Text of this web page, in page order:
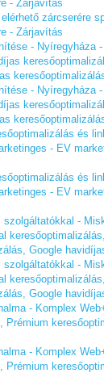
- Zárjavítás
zárcserére
- Zárjavítás
- Nyíregyháza
- Nyíregyháza
és
- EV
és
- EV
-
Google
-
Google
- Komplex
- Komplex